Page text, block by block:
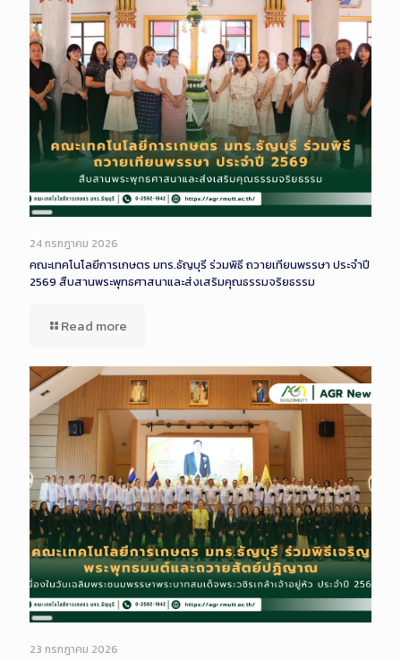
Long
Description
24 กรกฎาคม 2026
คณะเทคโนโลยีการเกษตร มทร.ธัญบุรี ร่วมพิธี ถวายเทียนพรรษา ประจำปี
2569 สืบสานพระพุทธศาสนาและส่งเสริมคุณธรรมจริยธรรม
Read more
Long
Description
23 กรกฎาคม 2026